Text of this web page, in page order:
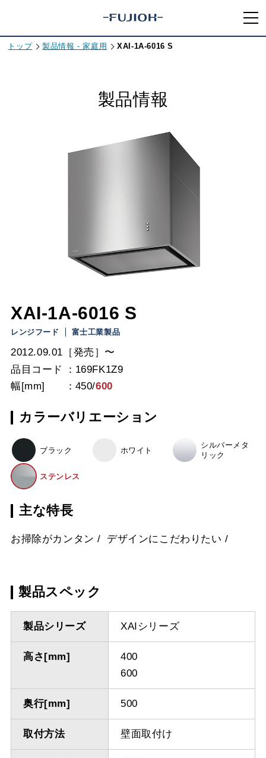
トップ 製品情報 - 家庭用 XAI-1A-6016 S
製品情報
XAI-1A-6016 S
レンジフード 富士工業製品
2012.09.01［発売］〜
品目コード
169FK1Z9
幅[mm]
450/600
カラーバリエーション
ブラック ホワイト
シルバーメタ
リック
ステンレス
主な特長
お掃除がカンタン デザインにこだわりたい
製品スペック
製品シリーズ XAIシリーズ
高さ[mm]
400
600
奥行[mm] 500
取付方法 壁面取付け